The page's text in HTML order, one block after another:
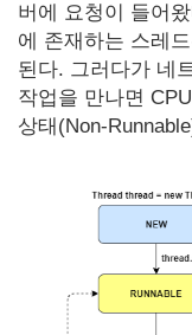
버에 요청이 들어
에 존재하는 스레
된다. 그러다가 네
작업을 만나면
상태(Non-